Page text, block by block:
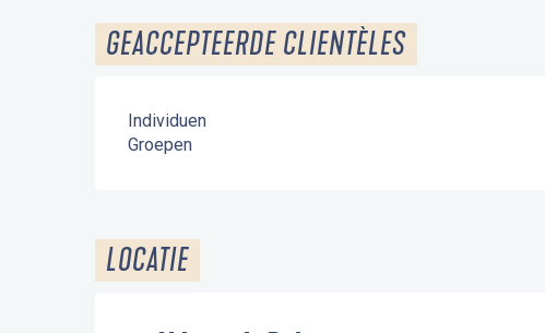
GEACCEPTEERDE CLIENTÈLES
Individuen
Groepen
LOCATIE